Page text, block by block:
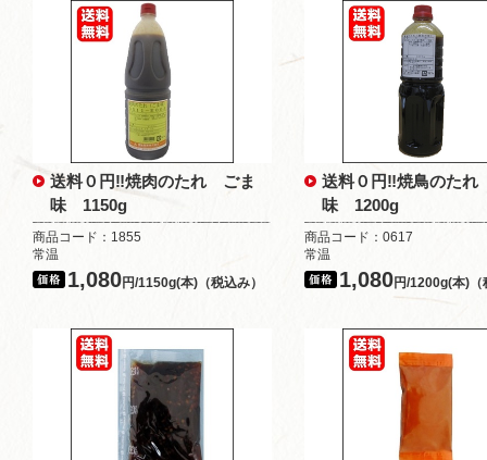
送料０円‼焼肉のたれ ごま
味 1150g
商品コード：1855
常温
1,080円/1150g(本)（税込み）
送料０円‼焼鳥のた
味 1200g
商品コード：0617
常温
1,080円/1200g(本)（